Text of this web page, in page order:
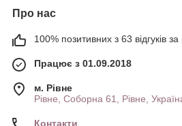
Про нас
100% позитивних з 63 відгуків за
Працює з 01.09.2018
м. Рівне
Рівне, Соборна 61, Рівне,
Контакти